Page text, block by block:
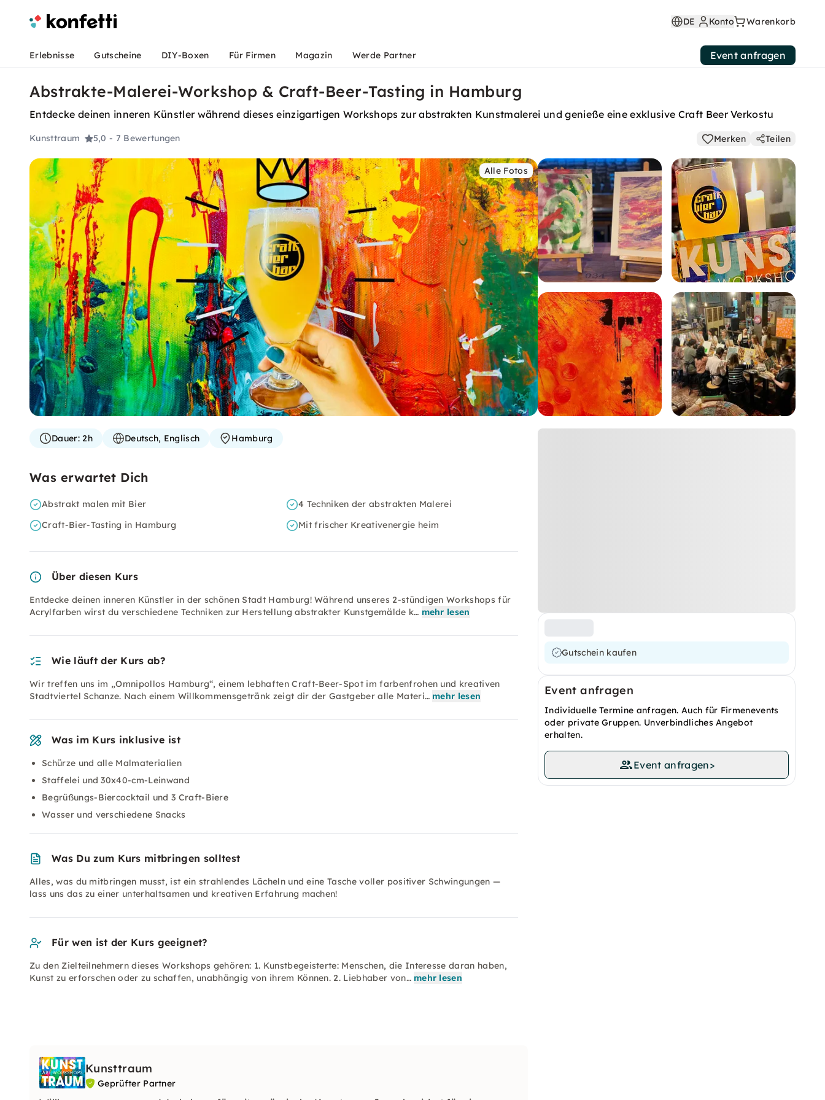
DE Konto Warenkorb
Erlebnisse Gutscheine DIY-Boxen Für Firmen Magazin Werde Partner Event anfragen
Abstrakte-Malerei-Workshop & Craft-Beer-Tasting in Hamburg
Entdecke deinen inneren Künstler während dieses einzigartigen Workshops zur abstrakten Kunstmalerei und genieße eine exklusive Craft Beer Verkostu
Kunsttraum 5,0 - 7 Bewertungen Merken Teilen
Alle Fotos
Gutschein kaufen
Event anfragen
Individuelle Termine anfragen. Auch für Firmenevents
oder private Gruppen. Unverbindliches Angebot
erhalten.
Event anfragen>
Dauer:2h Deutsch, Englisch Hamburg
Was erwartet Dich
Abstrakt malen mit Bier
4 Techniken der abstrakten Malerei
Craft-Bier-Tasting in Hamburg
Mit frischer Kreativenergie heim
Über diesen Kurs
Entdecke deinen inneren Künstler in der schönen Stadt Hamburg! Während unseres 2-stündigen Workshops für
Acrylfarben wirst du verschiedene Techniken zur Herstellung abstrakter Kunstgemälde k… mehr lesen
Wie läuft der Kurs ab?
Wir treffen uns im „Omnipollos Hamburg“, einem lebhaften Craft-Beer-Spot im farbenfrohen und kreativen
Stadtviertel Schanze. Nach einem Willkommensgetränk zeigt dir der Gastgeber alle Materi… mehr lesen
Was im Kurs inklusive ist
Schürze und alle Malmaterialien
Staffelei und 30x40-cm-Leinwand
Begrüßungs-Biercocktail und 3 Craft-Biere
Wasser und verschiedene Snacks
Was Du zum Kurs mitbringen solltest
Alles, was du mitbringen musst, ist ein strahlendes Lächeln und eine Tasche voller positiver Schwingungen —
lass uns das zu einer unterhaltsamen und kreativen Erfahrung machen!
Für wen ist der Kurs geeignet?
Zu den Zielteilnehmern dieses Workshops gehören: 1. Kunstbegeisterte: Menschen, die Interesse daran haben,
Kunst zu erforschen oder zu schaffen, unabhängig von ihrem Können. 2. Liebhaber von… mehr lesen
Kunsttraum
Geprüfter Partner